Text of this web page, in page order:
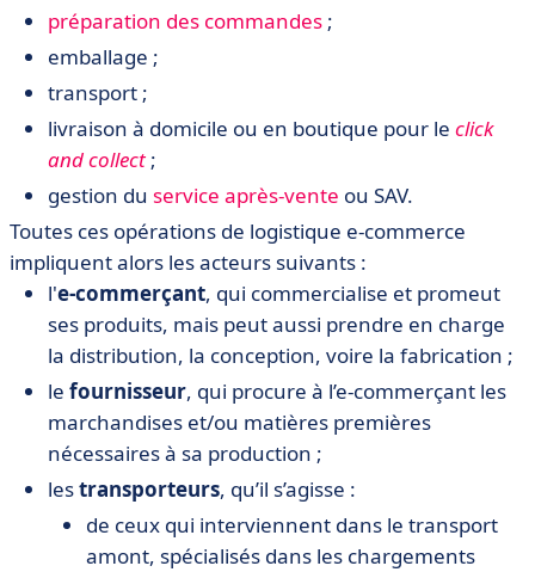
préparation des commandes ;
emballage ;
transport ;
livraison à domicile ou en boutique pour le click
and collect ;
gestion du service après-vente ou SAV.
Toutes ces opérations de logistique e-commerce
impliquent alors les acteurs suivants :
l'e-commerçant, qui commercialise et promeut
ses produits, mais peut aussi prendre en charge
la distribution, la conception, voire la fabrication ;
le fournisseur, qui procure à l’e-commerçant les
marchandises et/ou matières premières
nécessaires à sa production ;
lestransporteurs, qu’il s’agisse :
de ceux qui interviennent dans le transport
amont, spécialisés dans les chargements